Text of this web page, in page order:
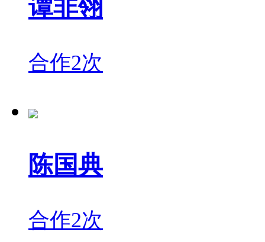
谭非翎
合作2次
陈国典
合作2次